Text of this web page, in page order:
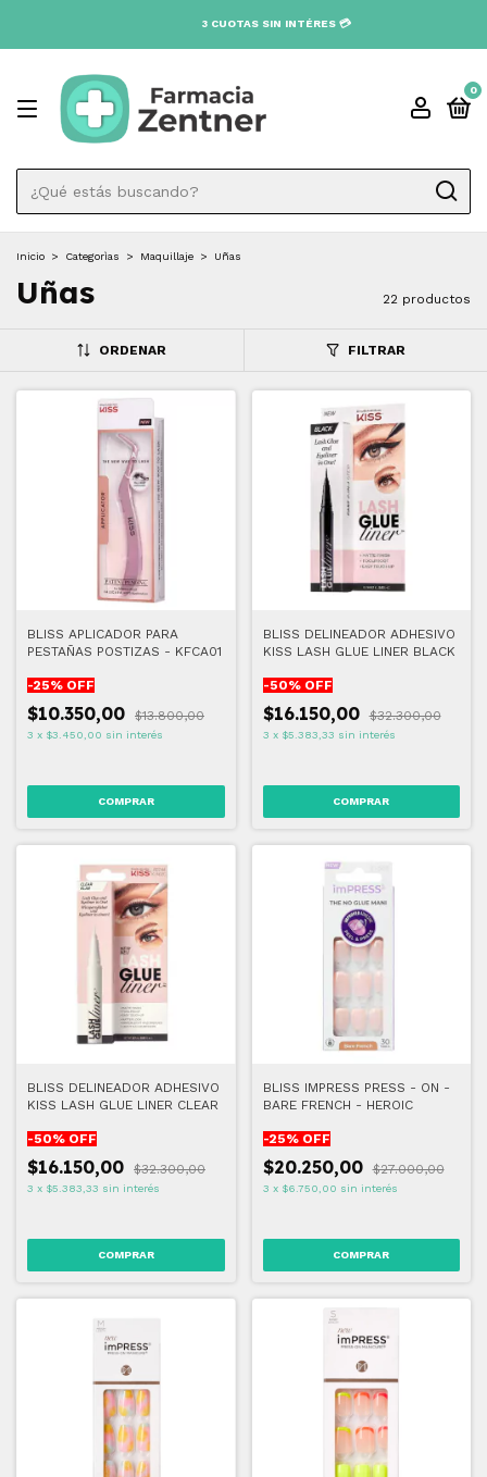
0
Inicio > Categorìas > Maquillaje > Uñas
Uñas 22 productos
ORDENAR FILTRAR
BLISS APLICADOR PARA
PESTAÑAS POSTIZAS - KFCA01
-25% OFF
$10.350,00 $13.800,00
3 x $3.450,00 sin interés
BLISS DELINEADOR ADHESIVO
KISS LASH GLUE LINER BLACK
-50% OFF
$16.150,00 $32.300,00
3 x $5.383,33 sin interés
BLISS DELINEADOR ADHESIVO
KISS LASH GLUE LINER CLEAR
-50% OFF
$16.150,00 $32.300,00
3 x $5.383,33 sin interés
BLISS IMPRESS PRESS - ON -
BARE FRENCH - HEROIC
-25% OFF
$20.250,00 $27.000,00
3 x $6.750,00 sin interés